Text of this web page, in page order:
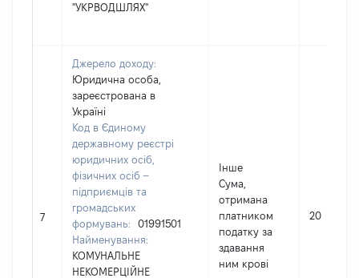
"УКРВОДШЛЯХ"
7
Джерело доходу:
Юридична особа,
зареєстрована в
Україні
Код в Єдиному
державному реєстрі
юридичних осіб,
фізичних осіб –
підприємців та
громадських
формувань:
01991501
Найменування:
КОМУНАЛЬНЕ
НЕКОМЕРЦІЙНЕ
Інше
Сума,
отримана
платником
податку за
здавання
ним крові
20